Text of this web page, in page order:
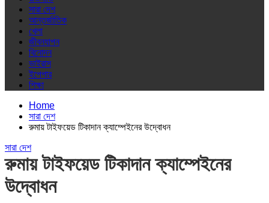
সারা দেশ
আন্তর্জাতিক
খেলা
জীবনযাপন
বিনোদন
ভাইরাস
ইপেপার
শিক্ষা
Home
সারা দেশ
রুমায় টাইফয়েড টিকাদান ক্যাম্পেইনের উদ্বোধন
সারা দেশ
রুমায় টাইফয়েড টিকাদান ক্যাম্পেইনের
উদ্বোধন